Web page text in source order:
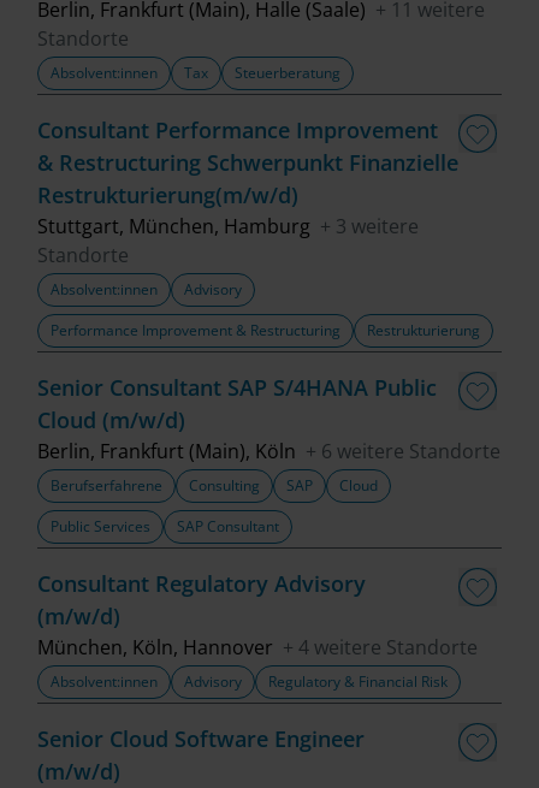
Berlin, Frankfurt (Main), Halle (Saale) + 11 weitere
Standorte
Absolvent:innen Tax Steuerberatung
Consultant Performance Improvement
& Restructuring Schwerpunkt Finanzielle
Restrukturierung(m/w/d)
Stuttgart, München, Hamburg + 3 weitere
Standorte
Absolvent:innen
Advisory
Performance Improvement & Restructuring
Restrukturierung
Senior Consultant SAP S/4HANA Public
Cloud (m/w/d)
Berlin, Frankfurt (Main), Köln + 6 weitere Standorte
Berufserfahrene Consulting SAP
Cloud
Public Services
SAP Consultant
Consultant Regulatory Advisory
(m/w/d)
München, Köln, Hannover + 4 weitere Standorte
Absolvent:innen Advisory Regulatory & Financial Risk
Senior Cloud Software Engineer
(m/w/d)